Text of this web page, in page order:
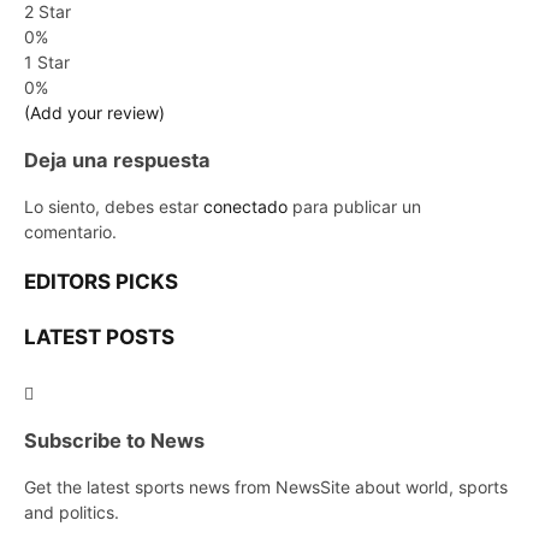
2 Star
0%
1 Star
0%
(Add your review)
Deja una respuesta
Lo siento, debes estar conectado para publicar un
comentario.
EDITORS PICKS
LATEST POSTS
Subscribe to News
Get the latest sports news from NewsSite about world, sports
and politics.